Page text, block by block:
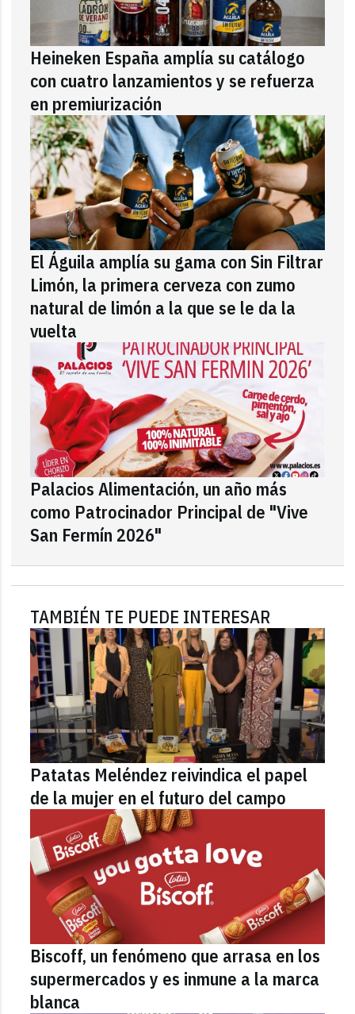
Heineken España amplía su catálogo
con cuatro lanzamientos y se refuerza
en premiurización
El Águila amplía su gama con Sin Filtrar
Limón, la primera cerveza con zumo
natural de limón a la que se le da la
vuelta
Palacios Alimentación, un año más
como Patrocinador Principal de "Vive
San Fermín 2026"
TAMBIÉN TE PUEDE INTERESAR
Patatas Meléndez reivindica el papel
de la mujer en el futuro del campo
Biscoff, un fenómeno que arrasa en los
supermercados y es inmune a la marca
blanca